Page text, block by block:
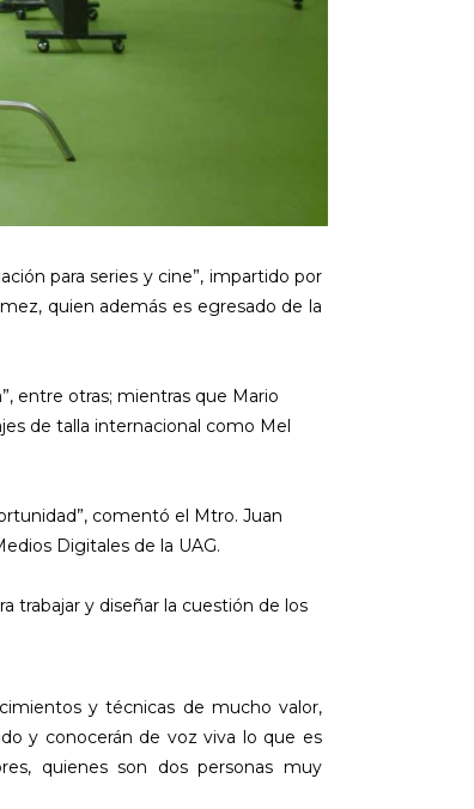
para series y cine”, impartido por
quien además es egresado de la
entre otras; mientras que Mario
de talla internacional como Mel
comentó el Mtro. Juan
Digitales de la UAG.
trabajar y diseñar la cuestión de los
y técnicas de mucho valor,
y conocerán de voz viva lo que es
quienes son dos personas muy